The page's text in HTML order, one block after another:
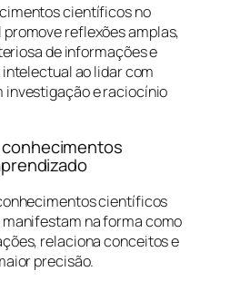
científicos no
reflexões amplas,
de informações e
ao lidar com
investigação e raciocínio
científicos
na forma como
relaciona conceitos e
precisão.